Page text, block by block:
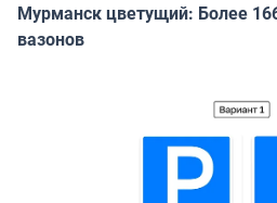
Мурманск цветущий: Более
вазонов